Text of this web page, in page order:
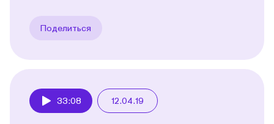
Поделиться
33:08 12.04.19